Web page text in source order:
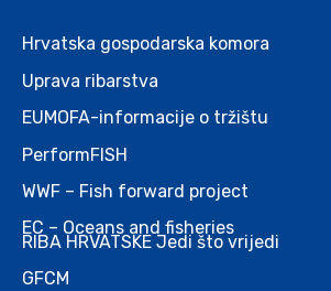
Hrvatska gospodarska komora
Uprava ribarstva
EUMOFA-informacije o tržištu
PerformFISH
WWF – Fish forward project
EC – Oceans and fisheries
RIBA HRVATSKE Jedi što vrijedi
GFCM